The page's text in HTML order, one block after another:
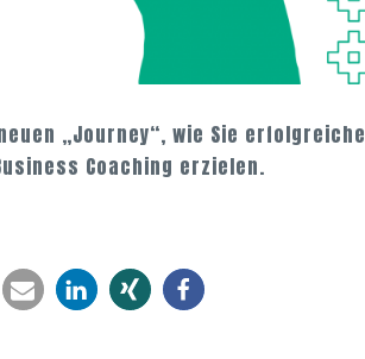
„Journey“, wie Sie erfolgreiche
Coaching erzielen.